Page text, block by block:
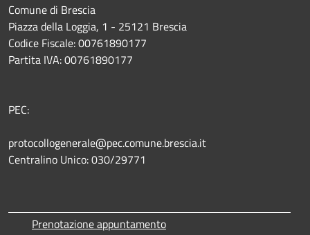
Comune di Brescia
Piazza della Loggia, 1 - 25121 Brescia
Codice Fiscale: 00761890177
Partita IVA: 00761890177
PEC:
protocollogenerale@pec.comune.brescia.it
Centralino Unico: 030/29771
Prenotazione appuntamento